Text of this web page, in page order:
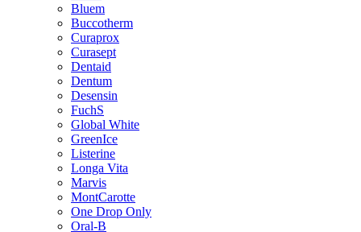
Bluem
Buccotherm
Curaprox
Curasept
Dentaid
Dentum
Desensin
FuchS
Global White
GreenIce
Listerine
Longa Vita
Marvis
MontCarotte
One Drop Only
Oral-B